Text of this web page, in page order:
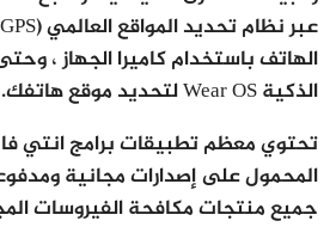
الهاتف باستخدام كاميرا الجهاز ،
الذكية Wear OS لتحديد موقع هاتفك.
المحمول على إصدارات مجانية
جميع منتجات مكافحة الفيروسات